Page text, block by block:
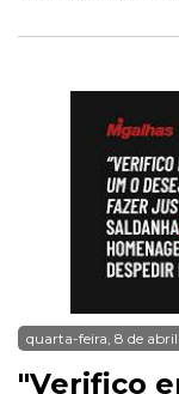
quarta-feira, 8 de
"Verifico